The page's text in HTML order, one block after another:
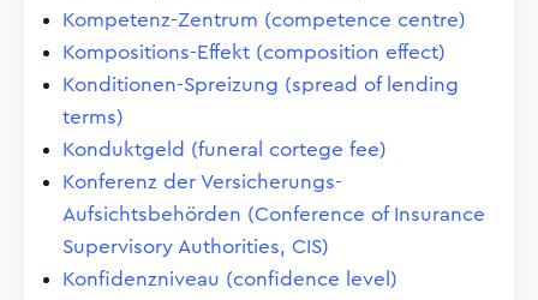
Kompetenz-Zentrum (competence centre)
Kompositions-Effekt (composition effect)
Konditionen-Spreizung (spread of lending
terms)
Konduktgeld (funeral cortege fee)
Konferenz der Versicherungs-
Aufsichtsbehörden (Conference of Insurance
Supervisory Authorities, CIS)
Konfidenzniveau (confidence level)